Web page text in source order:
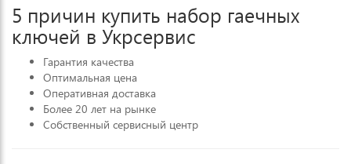
5 причин купить набор гаечных
ключей в Укрсервис
Гарантия качества
Оптимальная цена
Оперативная доставка
Более 20 лет на рынке
Собственный сервисный центр